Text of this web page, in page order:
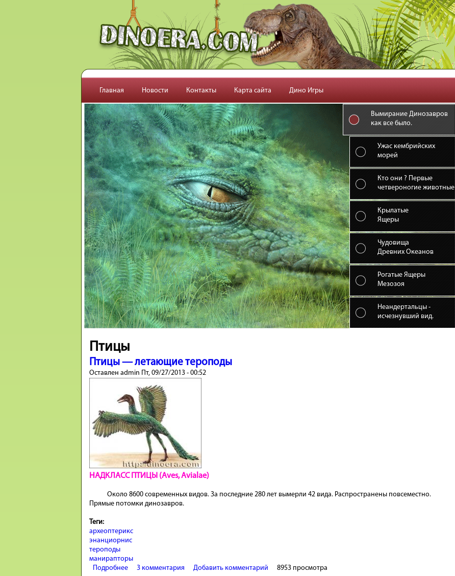
Перейти к основному содержанию
Главная Новости Контакты Карта сайта Дино Игры
Вымирание Динозавров
как все было.
Ужас кембрийских
морей
Кто они ? Первые
четвероногие животные
Крылатые
Ящеры
Чудовища
Древних Океанов
Рогатые Ящеры
Мезозоя
Неандертальцы -
исчезнувший вид.
Птицы
Птицы — летающие тероподы
Оставлен admin Пт, 09/27/2013 - 00:52
НАДКЛАСС ПТИЦЫ (Aves, Avialae)
Около 8600 современных видов. За последние 280 лет вымерли 42 вида. Распространены повсеместно.
Прямые потомки динозавров.
Теги:
археоптерикс
энанциорнис
тероподы
манирапторы
Подробнеео Птицы — летающие тероподы
3 комментария Добавить комментарий 8953 просмотра